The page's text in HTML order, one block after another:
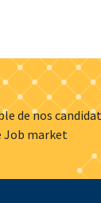
de nos
Job market